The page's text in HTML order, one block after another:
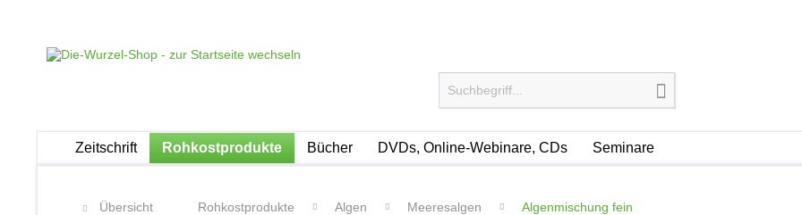
Zeitschrift Rohkostprodukte Bücher DVDs, Online-Webinare, CDs Seminare
Übersicht Rohkostprodukte Algen Meeresalgen Algenmischung fein